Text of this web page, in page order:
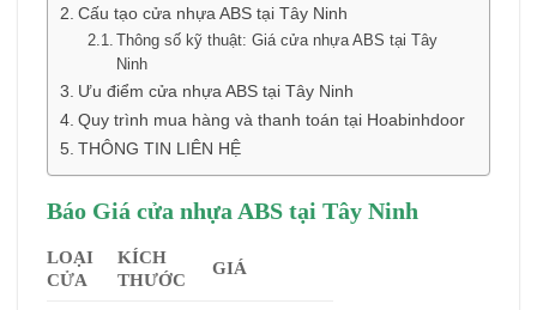
Cấu tạo cửa nhựa ABS tại Tây Ninh
Thông số kỹ thuật: Giá cửa nhựa ABS tại Tây
Ninh
Ưu điểm cửa nhựa ABS tại Tây Ninh
Quy trình mua hàng và thanh toán tại Hoabinhdoor
THÔNG TIN LIÊN HỆ
Báo Giá cửa nhựa ABS tại Tây Ninh
LOẠI
CỬA
KÍCH
THƯỚC
GIÁ